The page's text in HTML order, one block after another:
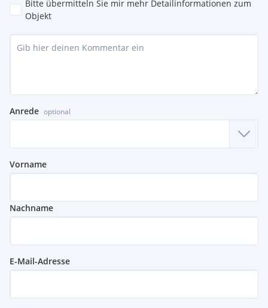
Bitte übermitteln Sie mir mehr Detailinformationen zum
Objekt
Anrede optional
Vorname
Nachname
E-Mail-Adresse